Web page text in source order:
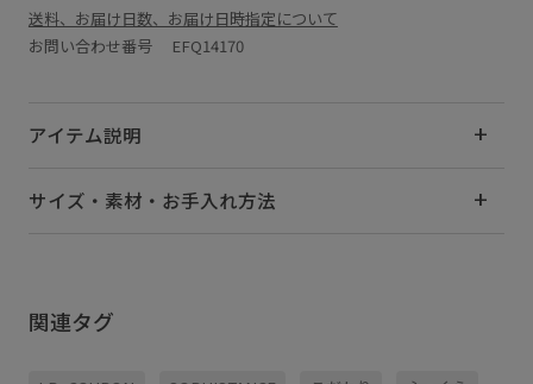
送料、お届け日数、お届け日時指定について
お問い合わせ番号 EFQ14170
アイテム説明
サイズ・素材・お手入れ方法
関連タグ